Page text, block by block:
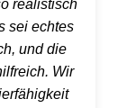
realistisch
sei echtes
und die
Wir